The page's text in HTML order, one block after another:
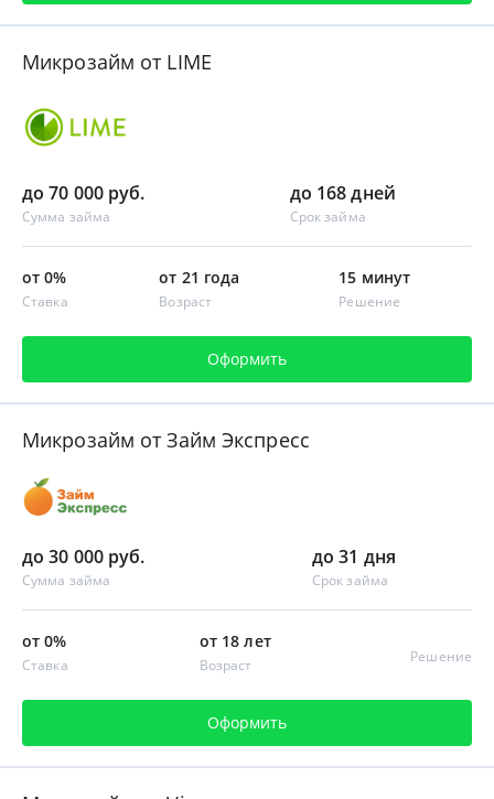
Микрозайм от LIME
до 70 000 руб.
Сумма займа
до 168 дней
Срок займа
от 0%
Ставка
от 21 года
Возраст
15 минут
Решение
Оформить
Микрозайм от Займ Экспресс
до 30 000 руб.
Сумма займа
до 31 дня
Срок займа
от 0%
Ставка
от 18 лет
Возраст Решение
Оформить